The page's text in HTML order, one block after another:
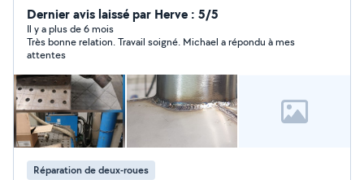
(pharmaceutique, nucléaire, naval, tuyauterie, art...) que
dans la soudure de grosse chaudronnerie (chantiers,
charpente métallique, ...).
Dernier avis laissé par Herve : 5/5
Il y a plus de 6 mois
Très bonne relation. Travail soigné. Michael a répondu à mes
attentes
Réparation de deux-roues